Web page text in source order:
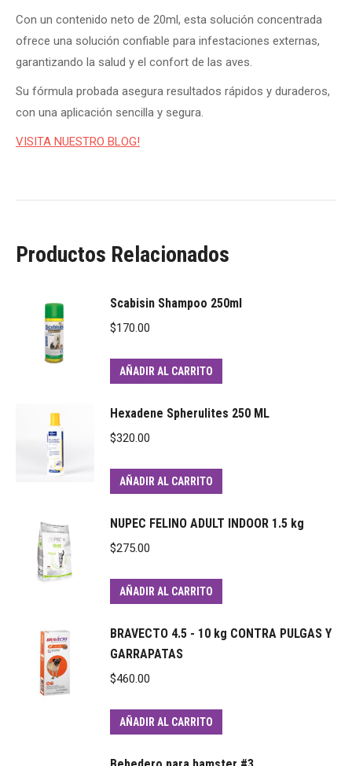
Con un contenido neto de 20ml, esta solución concentrada
ofrece una solución confiable para infestaciones externas,
garantizando la salud y el confort de las aves.
Su fórmula probada asegura resultados rápidos y duraderos,
con una aplicación sencilla y segura.
VISITA NUESTRO BLOG!
Productos Relacionados
Scabisin Shampoo 250ml
$170.00
AÑADIR AL CARRITO
Hexadene Spherulites 250 ML
$320.00
AÑADIR AL CARRITO
NUPEC FELINO ADULT INDOOR 1.5 kg
$275.00
AÑADIR AL CARRITO
BRAVECTO 4.5 - 10 kg CONTRA PULGAS Y
GARRAPATAS
$460.00
AÑADIR AL CARRITO